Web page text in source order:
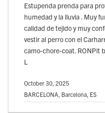
Estupenda prenda para
humedad y la lluvia . Muy
calidad de tejido y muy
vestir al perro con el
camo-chore-coat. RONPit
L
October 30, 2025
BARCELONA, Barcelona, ES